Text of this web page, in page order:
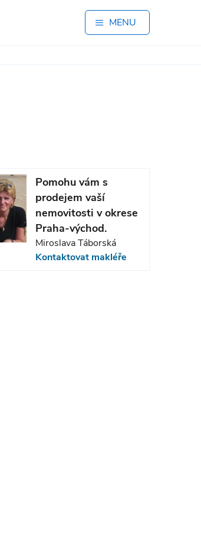
MENU
Pomohu vám s
prodejem vaší
nemovitosti v okrese
Praha-východ.
Miroslava Táborská
Kontaktovat makléře